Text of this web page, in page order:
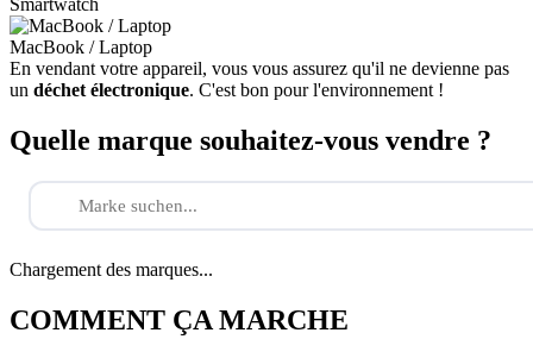
Smartwatch
MacBook / Laptop
En vendant votre appareil, vous vous assurez qu'il ne devienne pas
un déchet électronique. C'est bon pour l'environnement !
Quelle marque souhaitez-vous vendre ?
Chargement des marques...
COMMENT ÇA MARCHE